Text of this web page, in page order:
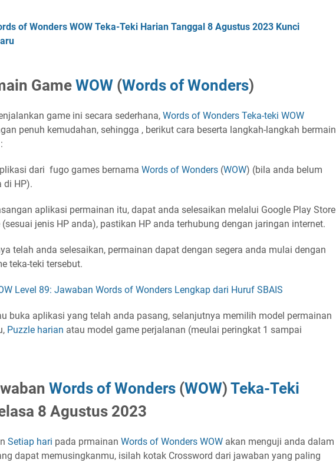
of Wonders WOW Teka-Teki Harian Tanggal 8 Agustus 2023 Kunci
Game WOW (Words of Wonders)
game ini secara sederhana, Words of Wonders Teka-teki WOW
penuh kemudahan, sehingga , berikut cara beserta langkah-langkah bermain
dari fugo games bernama Words of Wonders (WOW) (bila anda belum
di HP).
aplikasi permainan itu, dapat anda selesaikan melalui Google Play Store
jenis HP anda), pastikan HP anda terhubung dengan jaringan internet.
telah anda selesaikan, permainan dapat dengan segera anda mulai dengan
teka-teki tersebut.
Level 89: Jawaban Words of Wonders Lengkap dari Huruf SBAIS
buka aplikasi yang telah anda pasang, selanjutnya memilih model permainan
Puzzle harian atau model game perjalanan (meulai peringkat 1 sampai
Words of Wonders (WOW) Teka-Teki
8 Agustus 2023
Setiap hari pada prmainan Words of Wonders WOW akan menguji anda dalam
dapat memusingkanmu, isilah kotak Crossword dari jawaban yang paling